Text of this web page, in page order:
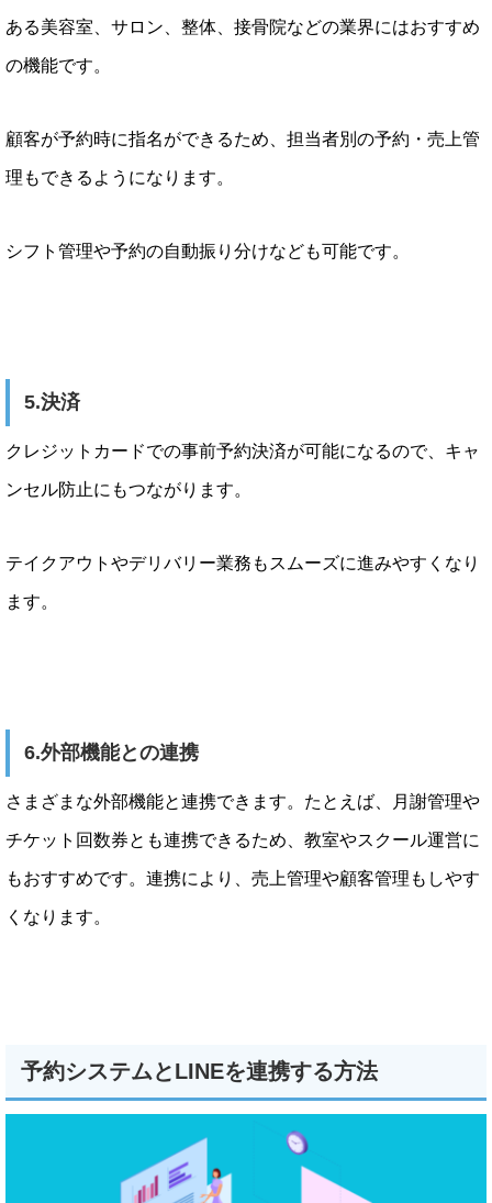
ある美容室、サロン、整体、接骨院などの業界にはおすすめ
の機能です。
顧客が予約時に指名ができるため、担当者別の予約・売上管
理もできるようになります。
シフト管理や予約の自動振り分けなども可能です。
5.決済
クレジットカードでの事前予約決済が可能になるので、キャ
ンセル防止にもつながります。
テイクアウトやデリバリー業務もスムーズに進みやすくなり
ます。
6.外部機能との連携
さまざまな外部機能と連携できます。たとえば、月謝管理や
チケット回数券とも連携できるため、教室やスクール運営に
もおすすめです。連携により、売上管理や顧客管理もしやす
くなります。
予約システムとLINEを連携する方法